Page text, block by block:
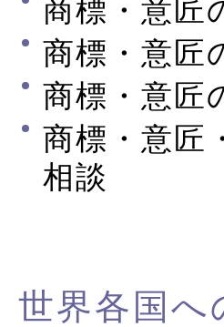
商標・意匠
商標・意匠
商標・意匠
商標・意匠
相談
世界各国へ